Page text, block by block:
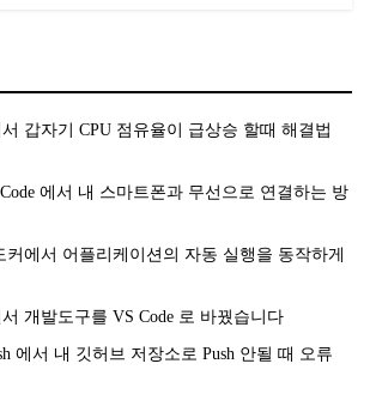
갑자기 CPU 점유율이 급상승 할때 해결법
에서 내 스마트폰과 무선으로 연결하는 방
에서 어플리케이션의 자동 실행을 동작하게
개발도구를 VS Code 로 바꿨습니다
에서 내 깃허브 저장소로 Push 안될 때 오류